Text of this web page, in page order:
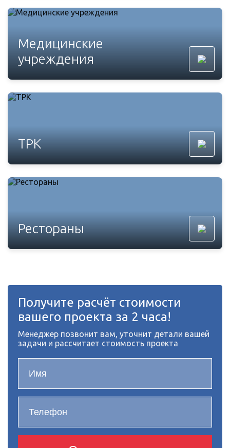
Медицинские
учреждения
ТРК
Рестораны
Получите расчёт стоимости
вашего проекта за 2 часа!
Менеджер позвонит вам, уточнит детали вашей
задачи и рассчитает стоимость проекта